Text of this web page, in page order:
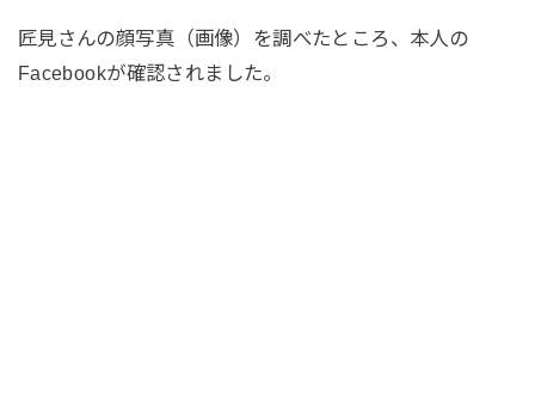
匠見さんの顔写真（画像）を調べたところ、本人の
Facebookが確認されました。